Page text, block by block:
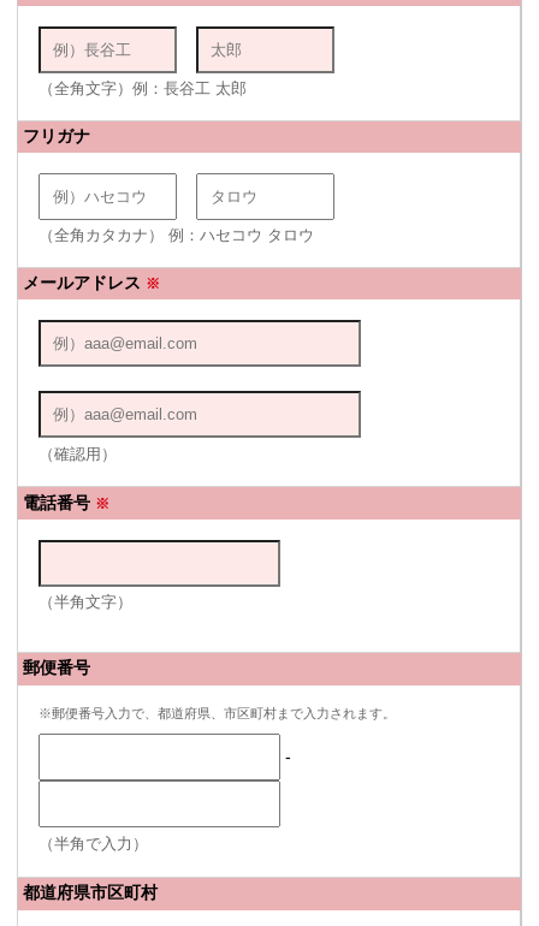
（全角文字）例：長谷工 太郎
フリガナ
（全角カタカナ） 例：ハセコウ タロウ
メールアドレス ※
（確認用）
電話番号 ※
（半角文字）
郵便番号
※郵便番号入力で、都道府県、市区町村まで入力されます。
-
（半角で入力）
都道府県市区町村